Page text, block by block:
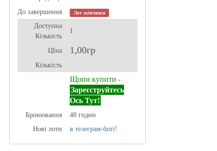
До завершення Лот скінчився
Доступна
Кількість
1
ЦІна 1,00гр
Кількість
Щопи купити -
Зареєструйтесь
Ось Тут!
Бронювання
48 годин
Нові лоти
в телеграм-боті!